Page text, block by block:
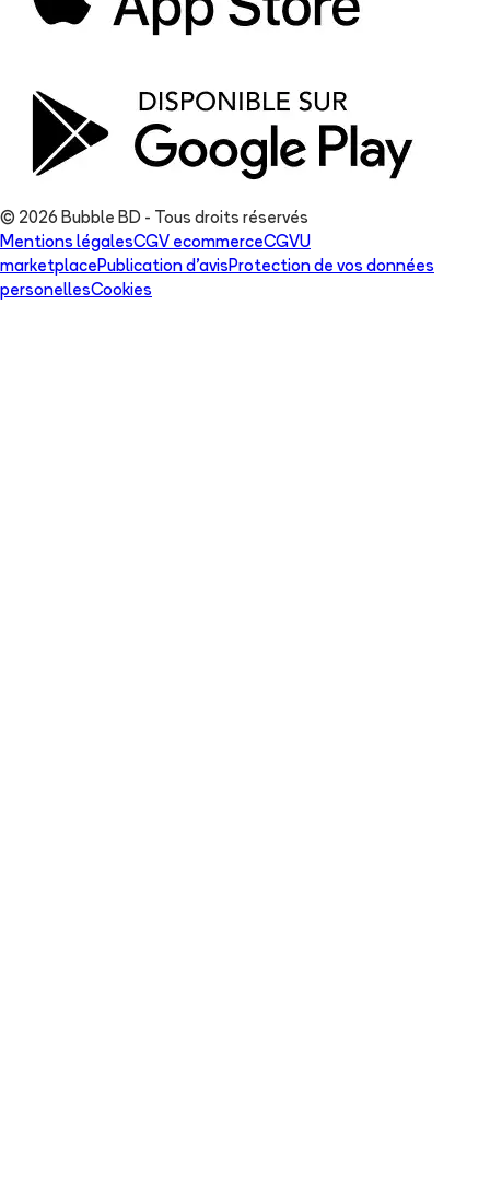
© 2026 Bubble BD - Tous droits réservés
Mentions légalesCGV ecommerceCGVU
marketplacePublication d'avisProtection de vos données
personellesCookies